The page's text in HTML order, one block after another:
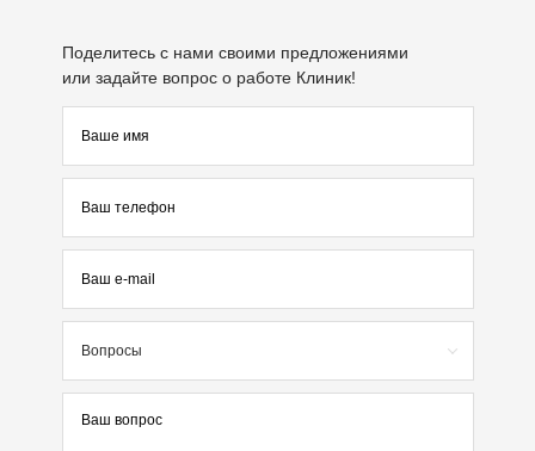
Поделитесь с нами своими предложениями
или задайте вопрос о работе Клиник!
Вопросы